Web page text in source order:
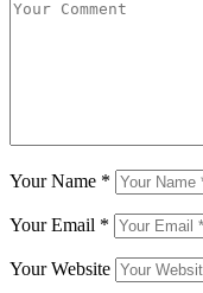
Your Name *
Your Email *
Your Website